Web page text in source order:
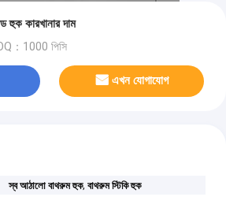
হুক কারখানার দাম
：1000 পিসি
এখন যোগাযোগ
স্ব আঠালো বাথরুম হুক,বাথরুম স্টিকি হুক